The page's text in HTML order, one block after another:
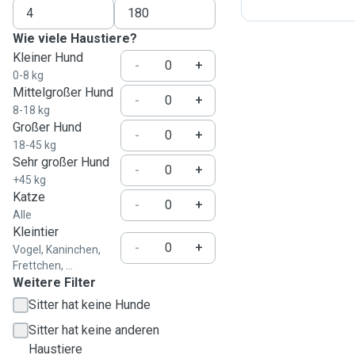
Wie viele Haustiere?
Kleiner Hund
0-8 kg
-
+
Mittelgroßer Hund
8-18 kg
-
+
Großer Hund
18-45 kg
-
+
Sehr großer Hund
+45 kg
-
+
Katze
Alle
-
+
Kleintier
Vogel, Kaninchen,
Frettchen, ...
- +
Weitere Filter
Sitter hat keine Hunde
Sitter hat keine anderen
Haustiere